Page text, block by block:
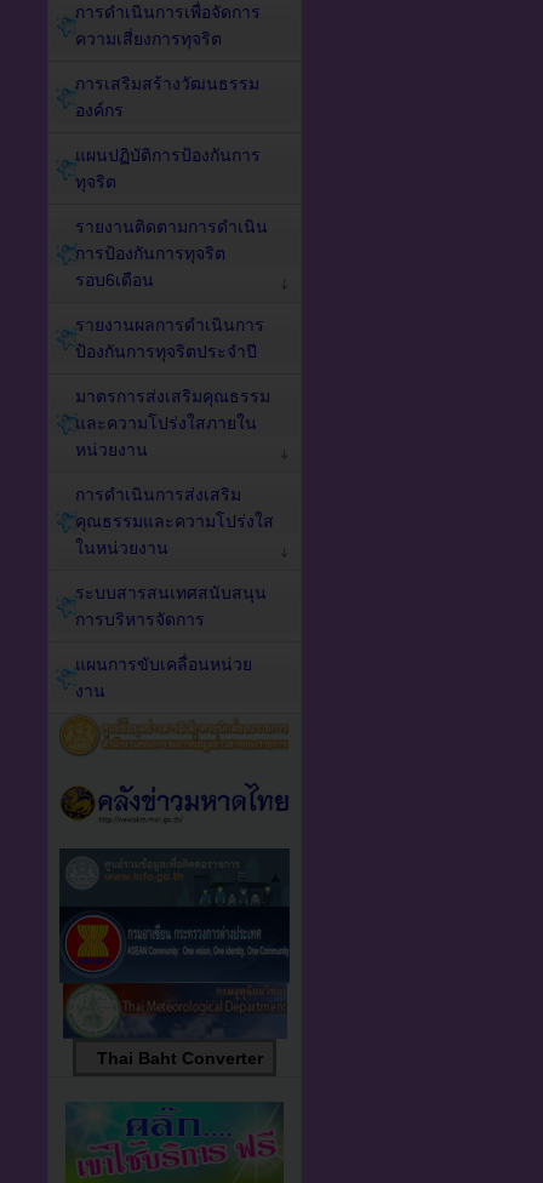
การดำเนินการเพื่อจัดการ
ความเสี่ยงการทุจริต
การเสริมสร้างวัฒนธรรม
องค์กร
แผนปฏิบัติการป้องกันการ
ทุจริต
รายงานติดตามการดำเนิน
การป้องกันการทุจริต
รอบ6เดือน
รายงานผลการดำเนินการ
ป้องกันการทุจริตประจำปี
มาตรการส่งเสริมคุณธรรม
และความโปร่งใสภายใน
หน่วยงาน
การดำเนินการส่งเสริม
คุณธรรมและความโปร่งใส
ในหน่วยงาน
ระบบสารสนเทศสนับสนุน
การบริหารจัดการ
แผนการขับเคลื่อนหน่วย
งาน
Thai Baht Converter